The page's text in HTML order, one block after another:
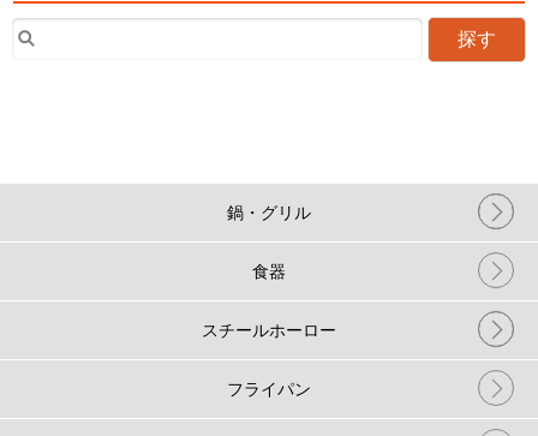
探す
鍋・グリル
食器
スチールホーロー
フライパン